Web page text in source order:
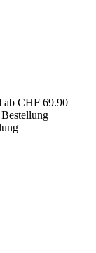
ab CHF 69.90